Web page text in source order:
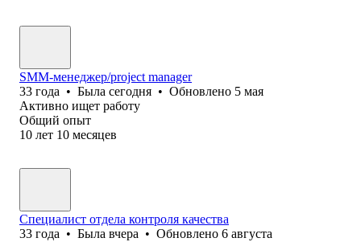
SMM-менеджер/project manager
33 года • Была сегодня • Обновлено 5 мая
Активно ищет работу
Общий опыт
10 лет 10 месяцев
Специалист отдела контроля качества
33 года • Была вчера • Обновлено 6 августа